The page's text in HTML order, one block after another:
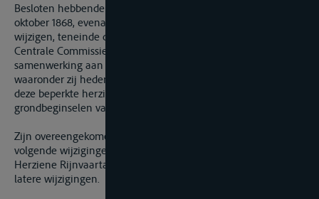
Besloten hebbende de Herziene Akte van Mannheim van 17
oktober 1868, evenals de latere wijzigingen, gedeeltelijk te
wijzigen, teneinde de organisatie en het functioneren van de
Centrale Commissie in het belang van de internationale
samenwerking aan te passen aan de omstandigheden
waaronder zij heden ten dage werkt, met dien verstande dat
deze beperkte herziening geen inbreuk maakt op de
grondbeginselen van het Rijnregime.
Zijn overeengekomen in gemeenschappelijk overleg de
volgende wijzigingen en aanvullingen aan te brengen in de
Herziene Rijnvaartakte van 17 oktober 1868, alsmede in de
latere wijzigingen.